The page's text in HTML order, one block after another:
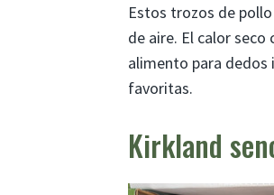
Estos trozos de
de aire. El calor
alimento para dedos
favoritas.
Kirkland